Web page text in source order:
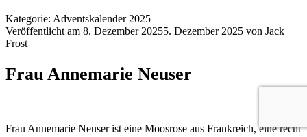
Kategorie: Adventskalender 2025
Veröffentlicht am 8. Dezember 20255. Dezember 2025 von Jack
Frost
Frau Annemarie Neuser
Frau Annemarie Neuser ist eine Moosrose aus Frankreich, eine recht